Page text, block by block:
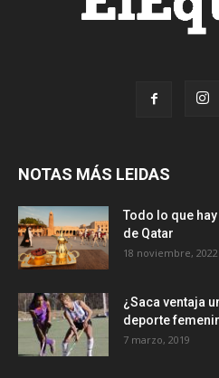
NOTAS MÁS LEIDAS
Todo lo que
de Qatar
18 noviembre, 2022
¿Saca ventaja
deporte
7 marzo, 2019